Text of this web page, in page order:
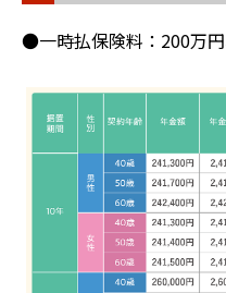
●一時払保険料：200万